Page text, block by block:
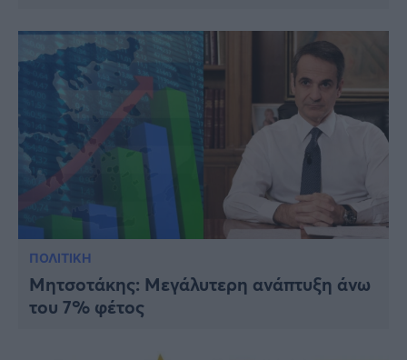
ΠΟΛΙΤΙΚΗ
Μητσοτάκης: Μεγάλυτερη ανάπτυξη άνω
του 7% φέτος